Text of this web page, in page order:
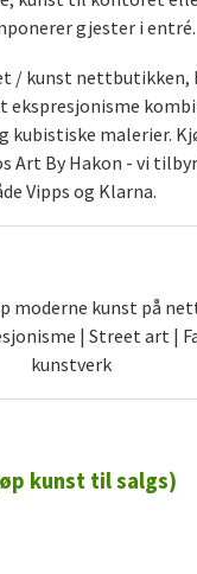
gjester i entré.
/ kunst nettbutikken,
ekspresjonisme
kubistiske malerier.
Art By Hakon - vi
Vipps og Klarna.
moderne kunst på
| Street art |
kunstverk
kunst til salgs)